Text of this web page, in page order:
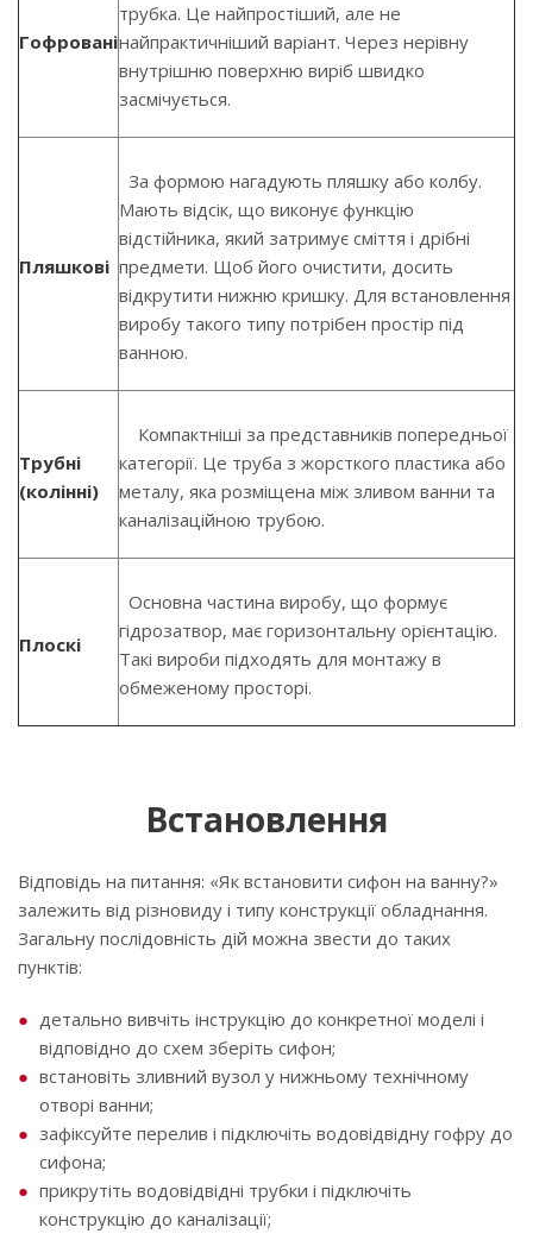
Гофровані
трубка. Це найпростіший, але не
найпрактичніший варіант. Через нерівну
внутрішню поверхню виріб швидко
засмічується.
Пляшкові
За формою нагадують пляшку або колбу.
Мають відсік, що виконує функцію
відстійника, який затримує сміття і дрібні
предмети. Щоб його очистити, досить
відкрутити нижню кришку. Для встановлення
виробу такого типу потрібен простір під
ванною.
Трубні
(колінні)
Компактніші за представників попередньої
категорії. Це труба з жорсткого пластика або
металу, яка розміщена між зливом ванни та
каналізаційною трубою.
Плоскі
Основна частина виробу, що формує
гідрозатвор, має горизонтальну орієнтацію.
Такі вироби підходять для монтажу в
обмеженому просторі.
Встановлення
Відповідь на питання: «Як встановити сифон на ванну?»
залежить від різновиду і типу конструкції обладнання.
Загальну послідовність дій можна звести до таких
пунктів:
детально вивчіть інструкцію до конкретної моделі і
відповідно до схем зберіть сифон;
встановіть зливний вузол у нижньому технічному
отворі ванни;
зафіксуйте перелив і підключіть водовідвідну гофру до
сифона;
прикрутіть водовідвідні трубки і підключіть
конструкцію до каналізації;